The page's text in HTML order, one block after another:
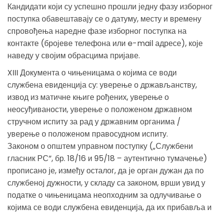
Кандидати који су успешно прошли једну фазу изборног
поступка обавештавају се о датуму, месту и времену
спровођења наредне фазе изборног поступка на
контакте (бројеве телефона или e-mail адресе), које
наведу у својим обрасцима пријаве.
XIII Документа о чињеницама о којима се води
службена евиденција су: уверење о држављанству,
извод из матичне књиге рођених, уверење о
неосуђиваности, уверење о положеном државном
стручном испиту за рад у државним органима /
уверење о положеном правосудном испиту.
Законом о општем управном поступку („Службени
гласник РС”, бр. 18/16 и 95/18 – аутентично тумачење)
прописано је, између осталог, да је орган дужан да по
службеној дужности, у складу са законом, врши увид у
податке о чињеницама неопходним за одлучивање о
којима се води службена евиденција, да их прибавља и